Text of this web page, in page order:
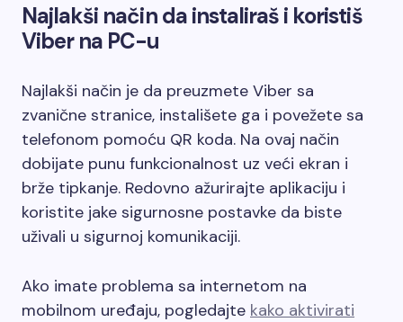
Najlakši način da instaliraš i koristiš
Viber na PC-u
Najlakši način je da preuzmete Viber sa
zvanične stranice, instališete ga i povežete sa
telefonom pomoću QR koda. Na ovaj način
dobijate punu funkcionalnost uz veći ekran i
brže tipkanje. Redovno ažurirajte aplikaciju i
koristite jake sigurnosne postavke da biste
uživali u sigurnoj komunikaciji.
Ako imate problema sa internetom na
mobilnom uređaju, pogledajte kako aktivirati